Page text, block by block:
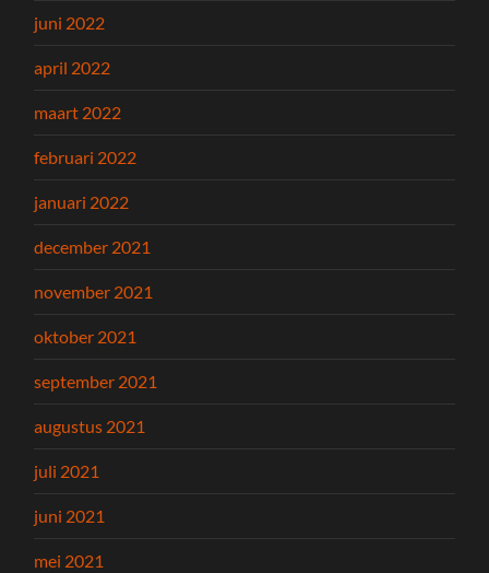
juni 2022
april 2022
maart 2022
februari 2022
januari 2022
december 2021
november 2021
oktober 2021
september 2021
augustus 2021
juli 2021
juni 2021
mei 2021